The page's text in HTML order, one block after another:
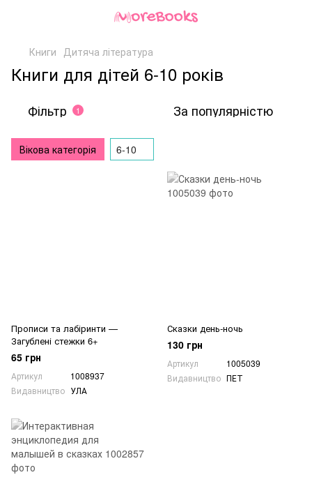
Книги Дитяча література
Книги для дітей 6-10 років
Фільтр 1 За популярністю
Вікова категорія 6-10
Прописи та лабіринти —
Загублені стежки 6+
65 грн
Артикул
1008937
Видавництво УЛА
Сказки день-ночь
130 грн
Артикул
1005039
Видавництво ПЕТ